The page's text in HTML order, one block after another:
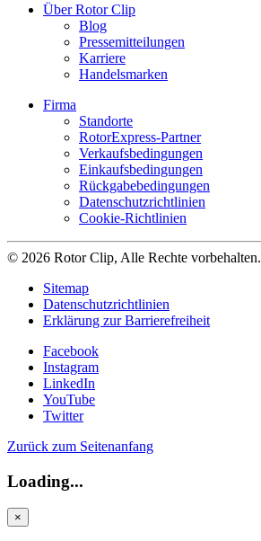
Über Rotor Clip
Blog
Pressemitteilungen
Karriere
Handelsmarken
Firma
Standorte
RotorExpress-Partner
Verkaufsbedingungen
Einkaufsbedingungen
Rückgabebedingungen
Datenschutzrichtlinien
Cookie-Richtlinien
© 2026 Rotor Clip, Alle Rechte vorbehalten.
Sitemap
Datenschutzrichtlinien
Erklärung zur Barrierefreiheit
Facebook
Instagram
LinkedIn
YouTube
Twitter
Zurück zum Seitenanfang
Loading...
×